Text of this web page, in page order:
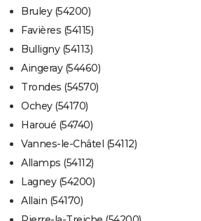
Bruley (54200)
Favières (54115)
Bulligny (54113)
Aingeray (54460)
Trondes (54570)
Ochey (54170)
Haroué (54740)
Vannes-le-Châtel (54112)
Allamps (54112)
Lagney (54200)
Allain (54170)